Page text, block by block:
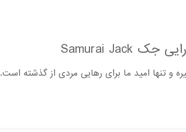
جک Samurai Jack
و تنها امید ما برای رهایی مردی از گذشته است.